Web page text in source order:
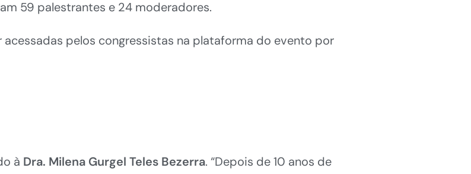
59 palestrantes e 24 moderadores.
pelos congressistas na plataforma do evento por
à Dra. Milena Gurgel Teles Bezerra. “Depois de 10 anos de